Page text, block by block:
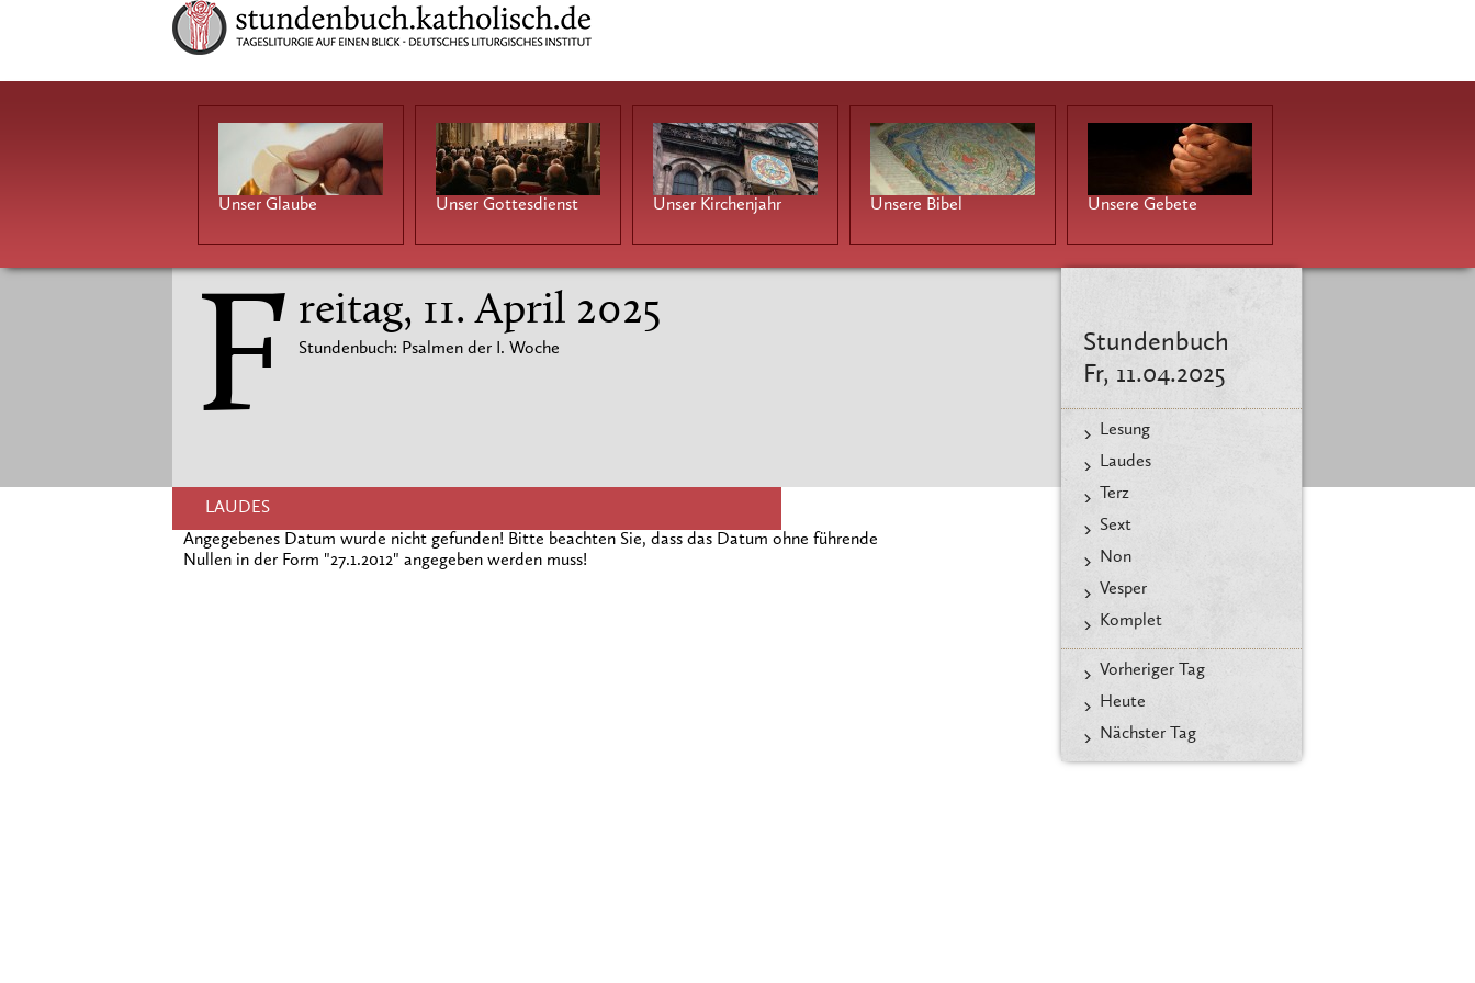
Unser Glaube Unser Gottesdienst Unser Kirchenjahr Unsere Bibel Unsere Gebete
Stundenbuch
Fr, 11.04.2025
Lesung
Laudes
Terz
Sext
Non
Vesper
Komplet
Vorheriger Tag
Heute
Nächster Tag
F reitag, 11. April 2025
Stundenbuch: Psalmen der I. Woche
LAUDES
Angegebenes Datum wurde nicht gefunden! Bitte beachten Sie, dass das Datum ohne führende
Nullen in der Form "27.1.2012" angegeben werden muss!